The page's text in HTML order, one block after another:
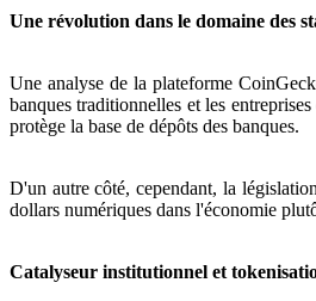
Une révolution dans le domaine des
Une analyse de la plateforme
banques traditionnelles et les
protège la base de dépôts des banques.
D'un autre côté, cependant, la
dollars numériques dans l'économie
Catalyseur institutionnel et